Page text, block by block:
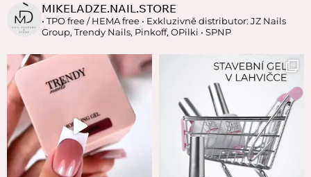
MIKELADZE.NAIL.STORE
• TPO free / HEMA free • Exkluzivně distributor: JZ Nails
Group, Trendy Nails, Pinkoff, OPilki • SPNP